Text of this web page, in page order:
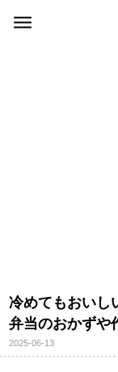
冷めてもおいし
弁当のおかずや
2025-06-13